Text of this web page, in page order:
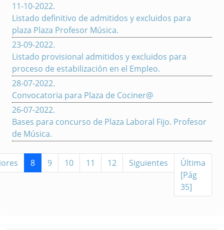
11-10-2022.
Listado definitivo de admitidos y excluidos para
plaza Plaza Profesor Música.
23-09-2022.
Listado provisional admitidos y excluidos para
proceso de estabilización en el Empleo.
28-07-2022.
Convocatoria para Plaza de Cociner@
26-07-2022.
Bases para concurso de Plaza Laboral Fijo. Profesor
de Música.
8 9 10 11 12 Siguientes
Última
[Pág
35]